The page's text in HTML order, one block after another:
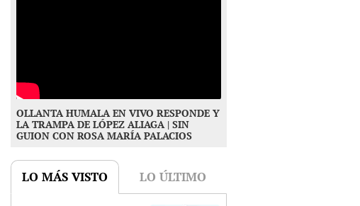
OLLANTA HUMALA EN VIVO RESPONDE Y
LA TRAMPA DE LÓPEZ ALIAGA | SIN
GUION CON ROSA MARÍA PALACIOS
LO MÁS VISTO LO ÚLTIMO